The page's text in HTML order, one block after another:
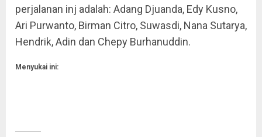
perjalanan inj adalah: Adang Djuanda, Edy Kusno,
Ari Purwanto, Birman Citro, Suwasdi, Nana Sutarya,
Hendrik, Adin dan Chepy Burhanuddin.
Menyukai ini: